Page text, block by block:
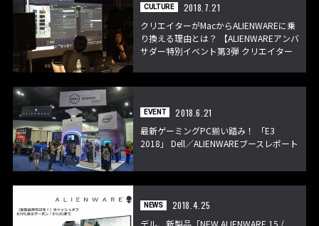
n
CULTURE
2018.7.21
クリエイターがMacからALIENWAREに乗
り換える理由とは？ 【ALIENWAREアンバ
サダー特別イベント第3弾 クリエイター
EVENT
2018.6.21
最新ゲーミングPC揃い踏み！ 「E3
2018」 Dell／ALIENWAREブースレポート
NEWS
2018.4.25
デル、新製品「NEW ALIENWARE 15 /